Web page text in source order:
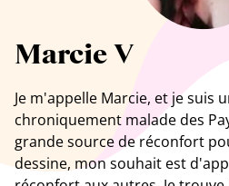
Marcie V
Je m'appelle Marcie, et je suis
chroniquement malade des
grande source de réconfort
dessine, mon souhait est